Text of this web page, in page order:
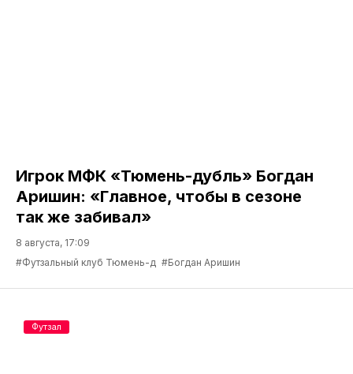
Игрок МФК «Тюмень-дубль» Богдан
Аришин: «Главное, чтобы в сезоне
так же забивал»
8 августа, 17:09
#Футзальный клуб Тюмень-д #Богдан Аришин
Футзал